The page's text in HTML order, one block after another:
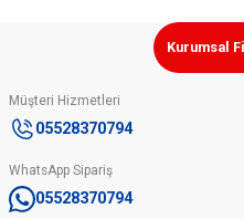
Müşteri Hizmetleri
05528370794
WhatsApp Sipariş
05528370794
Kurumsal